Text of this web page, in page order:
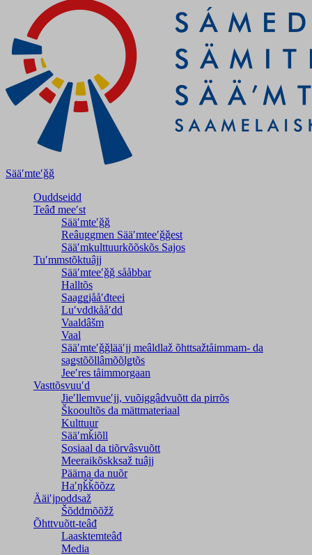
Sääʹmteʹǧǧ
Ouddseidd
Teâđ meeʹst
Sääʹmteʹǧǧ
Reâuggmen Sääʹmteeʹǧǧest
Sääʹmkulttuurkõõskõs Sajos
Tuʹmmstõktuâjj
Sääʹmteeʹǧǧ sååbbar
Halltõs
Saaǥǥjååʹđteei
Luʹvddkååʹdd
Vaaldâšm
Vaal
Sääʹmteʹǧǧlääʹjj meâldlaž õhttsažtåimmam- da
saǥstõõllâmõõlǥtõs
Jeeʹres tåimmorgaan
Vasttõsvuuʹd
Jieʹllemvueʹjj, vuõiggâdvuõtt da pirrõs
Škooultõs da mättmateriaal
Kulttuur
Sääʹmǩiõll
Sosiaal da tiõrvâsvuõtt
Meeraikõskksaž tuâjj
Päärna da nuõr
Haʹŋǩǩõõzz
Ääiʹjpoddsaž
Šõddmõõžž
Õhttvuõtt-teâđ
Laasktemteâđ
Media